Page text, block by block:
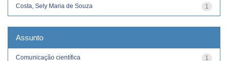
1
Costa, Sely Maria de Souza
Assunto
1
Comunicação científica